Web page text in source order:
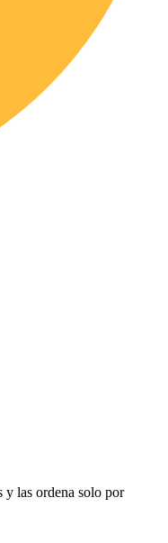
y las ordena solo por